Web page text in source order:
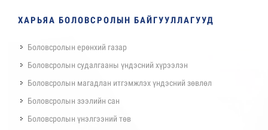
ХАРЬЯА БОЛОВСРОЛЫН БАЙГУУЛЛАГУУД
Боловсролын ерөнхий газар
Боловсролын судалгааны үндэсний хүрээлэн
Боловсролын магадлан итгэмжлэх үндэсний зөвлөл
Боловсролын зээлийн сан
Боловсролын үнэлгээний төв